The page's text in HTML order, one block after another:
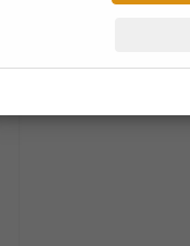
Outdoor